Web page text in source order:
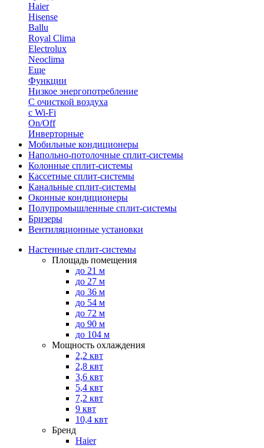
Haier
Hisense
Ballu
Royal Clima
Electrolux
Neoclima
Еще
Функции
Низкое энергопотребление
С очисткой воздуха
с Wi-Fi
On/Off
Инверторные
Мобильные кондиционеры
Напольно-потолоч​ные ​сплит-системы
Колонные ​​сплит-системы
Кассетные сплит-системы
Канальные сплит-системы
Оконные кондиционеры
Полупромышленные сплит-системы
Бризеры
Вентиляционные установки
Настенные сплит-системы
Площадь помещения
до 21 м
до 27 м
до 36 м
до 54 м
до 72 м
до 90 м
до 104 м
Мощность охлаждения
2,2 квт
2,8 квт
3,6 квт
5,4 квт
7,2 квт
9 квт
10,4 квт
Бренд
Haier